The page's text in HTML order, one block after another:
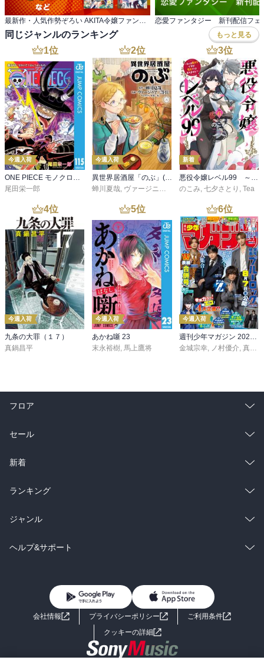
恋愛ファンタジー 新刊配信フェ
同じジャンルのランキング もっと見る
1位
今週入荷
ONE PIECE モノクロ版 115
尾田栄一郎
2位
今週入荷
異世界居酒屋「のぶ」(22)
蝉川夏哉, ヴァージニア二等兵 ,転
3位
新着
悪役令嬢レベル99 ～私は裏ボスですが魔王ではありません～ その６
のこみ, 七夕さとり , Tea
4位
今週入荷
九条の大罪（１７）
真鍋昌平
5位
今週入荷
あかね噺 23
末永裕樹 馬上鷹将
6位
今週入荷
金城宗幸
ノ村優介 真島ヒロ
フロア
総合
ラノベ
雑誌・グラビア
BL・TL
セール
総合
ラノベ
雑誌・グラビア
BL・TL
新着
総合
ラノベ
雑誌・グラビア
ランキング
総合
ラノベ
ジャンル
コミック
ライトノベル 男子向けラノベ
小説
海外小説
ヘルプ&サポート
よくあるご質問 お問い合わせ
会社情報 プライバシーポリシー
ご利用条件
クッキーの詳細